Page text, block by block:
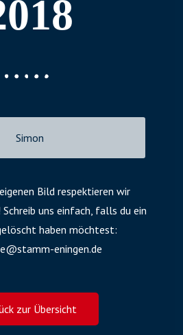
Simon
Bild respektieren wir
uns einfach, falls du ein
haben möchtest:
eningen.de
zur Übersicht